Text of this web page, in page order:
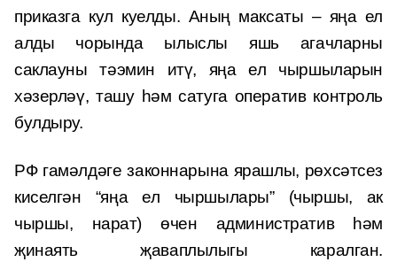
приказга кул куелды. Аның максаты – яңа ел
алды чорында ылыслы яшь агачларны
саклауны тәэмин итү, яңа ел чыршыларын
хәзерләү, ташу һәм сатуга оператив контроль
булдыру.
РФ гамәлдәге законнарына ярашлы, рөхсәтсез
киселгән “яңа ел чыршылары” (чыршы, ак
чыршы, нарат) өчен административ һәм
җинаять җаваплылыгы каралган.